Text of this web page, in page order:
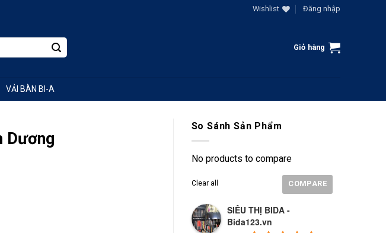
Wishlist Đăng nhập
Giỏ hàng
VẢI BÀN BI-A
Dương
So Sánh Sản Phẩm
No products to compare
Clear all COMPARE
SIÊU THỊ BIDA -
Bida123.vn